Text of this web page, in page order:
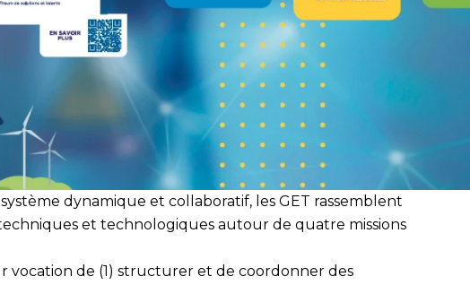
dynamique et collaboratif, les GET rassemblent
et technologiques autour de quatre missions
vocation de (1) structurer et de coordonner des